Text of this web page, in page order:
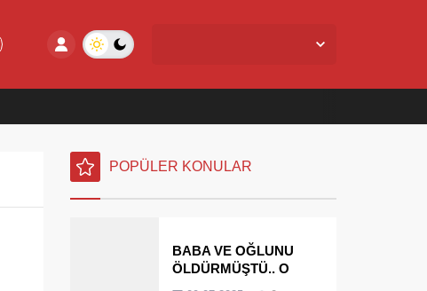
POPÜLER KONULAR
BABA VE OĞLUNU
ÖLDÜRMÜŞTÜ.. O